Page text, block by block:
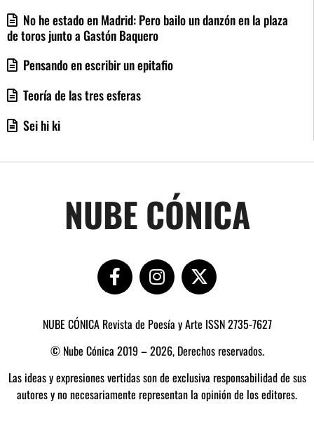
No he estado en Madrid: Pero bailo un danzón en la plaza
de toros junto a Gastón Baquero
Pensando en escribir un epitafio
Teoría de las tres esferas
Sei hi ki
NUBE CÓNICA
NUBE CÓNICA Revista de Poesía y Arte ISSN 2735-7627
© Nube Cónica 2019 – 2026, Derechos reservados.
Las ideas y expresiones vertidas son de exclusiva responsabilidad de sus
autores y no necesariamente representan la opinión de los editores.